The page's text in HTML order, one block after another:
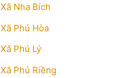
Xã Nha Bích
Xã Phú Hòa
Xã Phú Lý
Xã Phú Riềng